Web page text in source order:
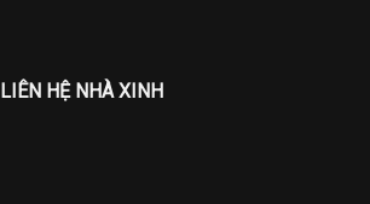
LIÊN HỆ NHÀ XINH